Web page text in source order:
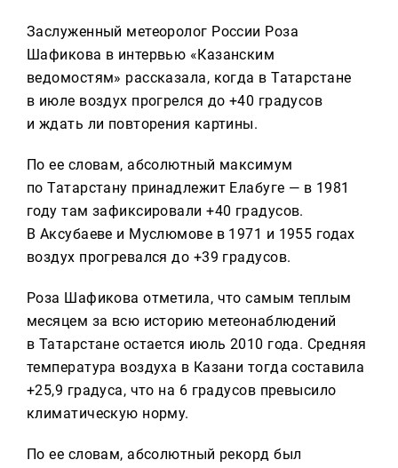
Заслуженный метеоролог России Роза
Шафикова в интервью «Казанским
ведомостям» рассказала, когда в Татарстане
в июле воздух прогрелся до +40 градусов
и ждать ли повторения картины.
По ее словам, абсолютный максимум
по Татарстану принадлежит Елабуге — в 1981
году там зафиксировали +40 градусов.
В Аксубаеве и Муслюмове в 1971 и 1955 годах
воздух прогревался до +39 градусов.
Роза Шафикова отметила, что самым теплым
месяцем за всю историю метеонаблюдений
в Татарстане остается июль 2010 года. Средняя
температура воздуха в Казани тогда составила
+25,9 градуса, что на 6 градусов превысило
климатическую норму.
По ее словам, абсолютный рекорд был